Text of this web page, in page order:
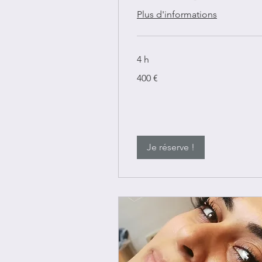
Plus d'informations
4 h
euros
400 €
Je réserve !